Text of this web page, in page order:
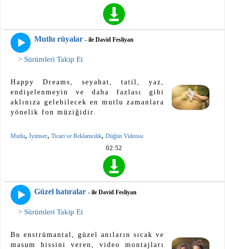
Mutlu rüyalar - ile David Fesliyan
> Sürümleri Takip Et
Happy Dreams, seyahat, tatil, yaz,
endişelenmeyin ve daha fazlası gibi
aklınıza gelebilecek en mutlu zamanlara
yönelik fon müziğidir.
Mutlu, İyimser, Ticari ve Reklamcılık, Düğün Videosu
02:52
Güzel hatıralar - ile David Fesliyan
> Sürümleri Takip Et
Bu enstrümantal, güzel anıların sıcak ve
masum hissini veren, video montajları